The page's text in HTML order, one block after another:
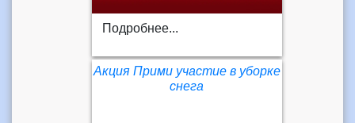
Подробнее...
Акция Прими участие в уборке
снега